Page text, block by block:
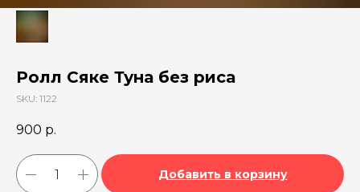
Ролл Сяке Туна без риса
SKU: 1122
900 р.
Добавить в корзину